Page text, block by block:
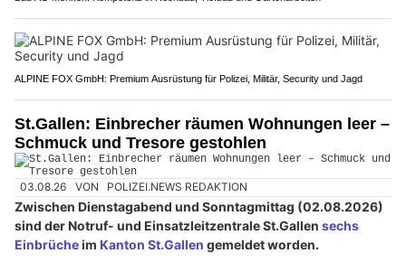
ALPINE FOX GmbH: Premium Ausrüstung für Polizei, Militär, Security und Jagd
St.Gallen: Einbrecher räumen Wohnungen leer –
Schmuck und Tresore gestohlen
03.08.26 VON POLIZEI.NEWS REDAKTION
Zwischen Dienstagabend und Sonntagmittag (02.08.2026)
sind der Notruf- und Einsatzleitzentrale St.Gallen sechs
Einbrücheim Kanton St.Gallen gemeldet worden.